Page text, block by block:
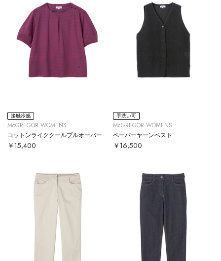
接触冷感
McGREGOR WOMENS
コットンライククールプルオーバー
￥15,400
手洗い可
McGREGOR WOMENS
ペーパーヤーンベスト
￥16,500